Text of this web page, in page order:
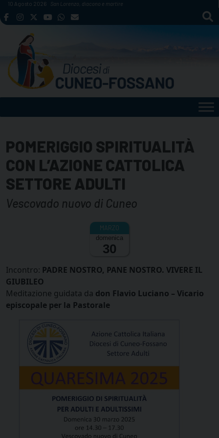
Skip
to
10 Agosto 2026 San Lorenzo, diacono e martire
POMERIGGIO SPIRITUALITÀ
CON L’AZIONE CATTOLICA
SETTORE ADULTI
Vescovado nuovo di Cuneo
domenica
30
Incontro: PADRE NOSTRO, PANE NOSTRO. VIVERE IL
GIUBILEO
Meditazione guidata da don Flavio Luciano – Vicario
episcopale per la Pastorale